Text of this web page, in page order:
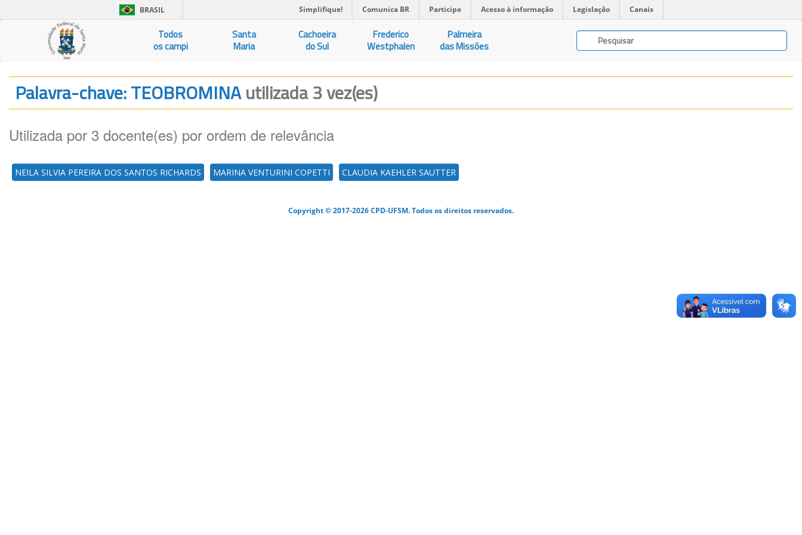
BRASIL Simplifique! Comunica BR Participe Acesso à informação Legislação Canais
Todos
os campi
Santa
Maria
Cachoeira
do Sul
Frederico
Westphalen
Palmeira
das Missões
Palavra-chave: TEOBROMINAutilizada 3 vez(es)
Utilizada por 3 docente(es) por ordem de relevância
NEILA SILVIA PEREIRA DOS SANTOS RICHARDS MARINA VENTURINI COPETTI CLAUDIA KAEHLER SAUTTER
Copyright © 2017-2026 CPD-UFSM. Todos os direitos reservados.